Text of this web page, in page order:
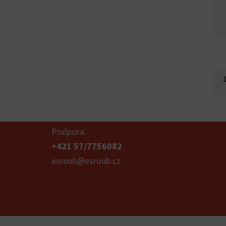
Podpora
+421 57/7756082
esroub@esroub.cz